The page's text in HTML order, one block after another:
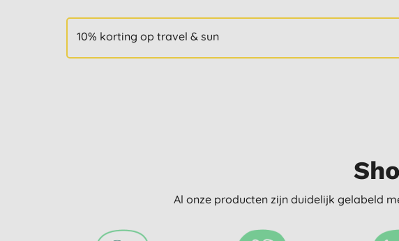
10% korting op travel & sun
Al onze producten zijn duidelijk gelabeld